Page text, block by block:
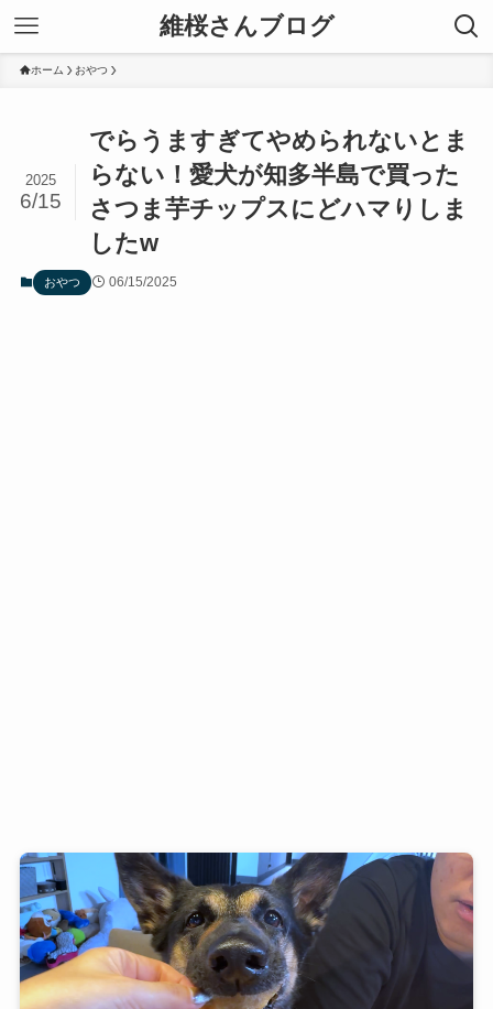
維桜さんブログ
ホーム おやつ
でらうますぎてやめられないとま
らない！愛犬が知多半島で買った
さつま芋チップスにどハマりしま
したw
2025
6/15
おやつ 06/15/2025